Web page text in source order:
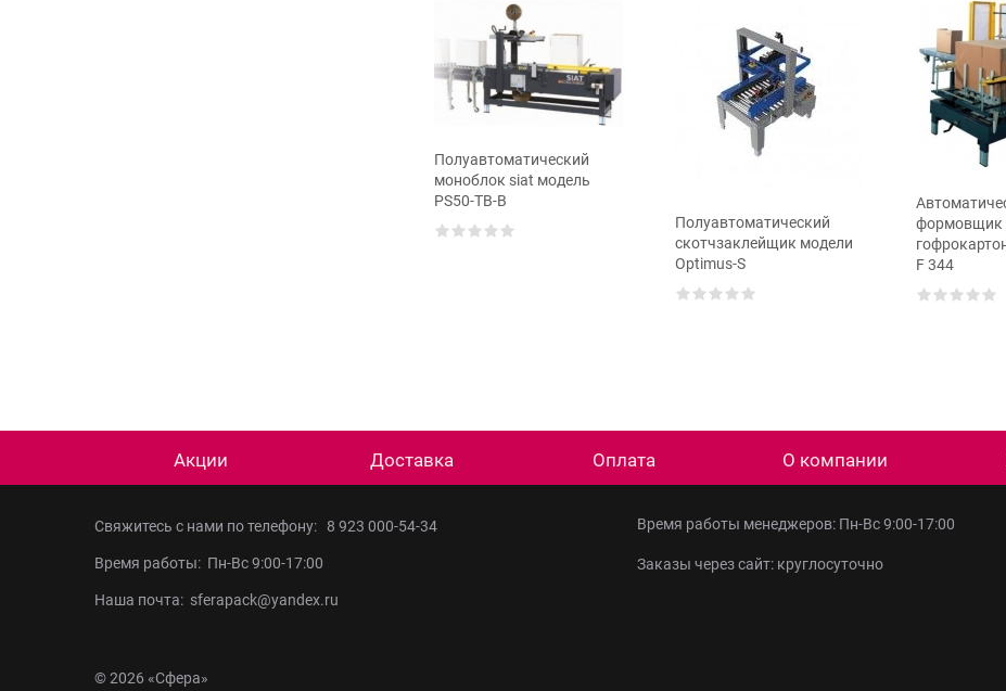
Полуавтоматический
моноблок siat модель
PS50-TB-B
Полуавтоматический
скотчзаклейщик модели
Optimus-S
формовщик
F 344
Акции Доставка Оплата О компании
Свяжитесь с нами по телефону: 8 923 000-54-34
Время работы: Пн-Вс 9:00-17:00
Наша почта: sferapack@yandex.ru
Время работы менеджеров: Пн-Вс 9:00-17:00
Заказы через сайт: круглосуточно
© 2026 «Сфера»